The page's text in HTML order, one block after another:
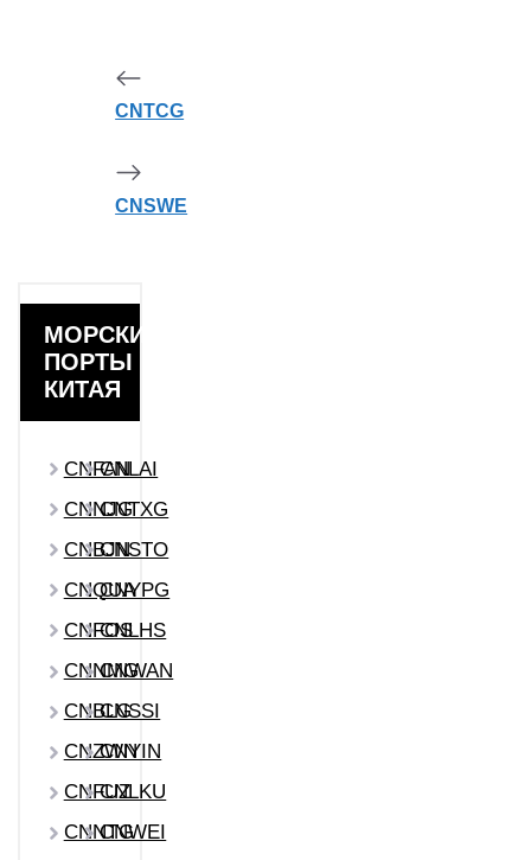
CNTCG
CNSWE
МОРСКИЕ
ПОРТЫ
КИТАЯ
CNFANCNLAI
CNNJGCNTXG
CNBJNCNSTO
CNQUACNYPG
CNFOSCNLHS
CNNMG
CNWAN
CNBLG
CNSSI
CNZWN
CNYIN
CNFUZCNLKU
CNNTG
CNWEI